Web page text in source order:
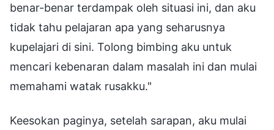
benar-benar terdampak oleh situasi ini, dan aku
tidak tahu pelajaran apa yang seharusnya
kupelajari di sini. Tolong bimbing aku untuk
mencari kebenaran dalam masalah ini dan mulai
memahami watak rusakku."
Keesokan paginya, setelah sarapan, aku mulai